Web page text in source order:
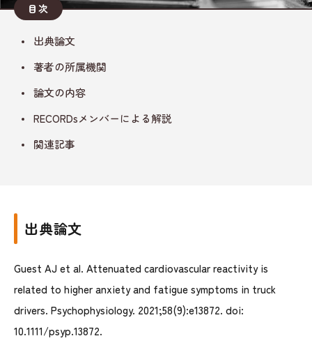
目次
出典論文
著者の所属機関
論文の内容
RECORDsメンバーによる解説
関連記事
出典論文
Guest AJ et al. Attenuated cardiovascular reactivity is
related to higher anxiety and fatigue symptoms in truck
drivers. Psychophysiology. 2021;58(9):e13872. doi:
10.1111/psyp.13872.